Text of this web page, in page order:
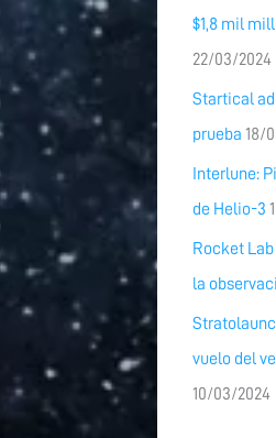
$1,8 mil
22/03/2024
Startical
prueba 18/
Interlune:
de Helio-3
Rocket
la
vuelo del
10/03/2024